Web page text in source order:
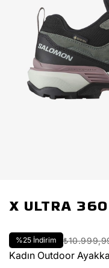
X ULTRA 360
%25 İndirim
Kadın Outdoor